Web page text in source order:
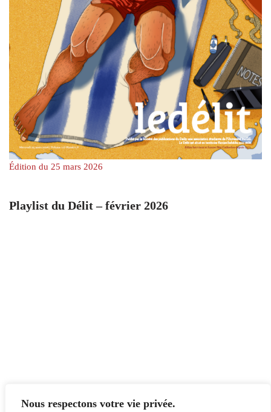
Nous respectons votre vie privée.
Édition du 25 mars 2026
Playlist du Délit – février 2026